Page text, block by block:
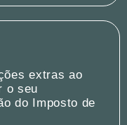
extras ao
o seu
do Imposto de